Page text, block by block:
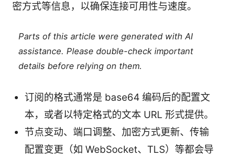
密方式等信息，以确保连接可用性与速度。
Parts of this article were generated with AI
assistance. Please double-check important
details before relying on them.
订阅的格式通常是 base64 编码后的配置文
本，或者以特定格式的文本 URL 形式提供。
节点变动、端口调整、加密方式更新、传输
配置变更（如 WebSocket、TLS）等都会导